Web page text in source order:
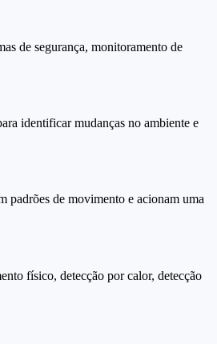
de segurança, monitoramento de
identificar mudanças no ambiente e
padrões de movimento e acionam uma
físico, detecção por calor, detecção